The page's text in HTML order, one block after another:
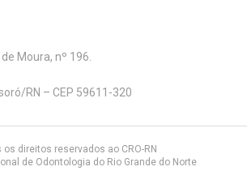
Moura, nº 196.
RN – CEP 59611-320
os direitos reservados ao CRO-RN
de Odontologia do Rio Grande do Norte